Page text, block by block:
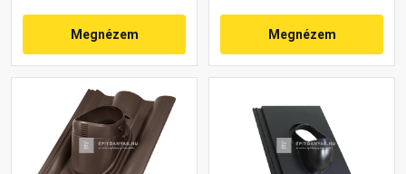
Megnézem Megnézem